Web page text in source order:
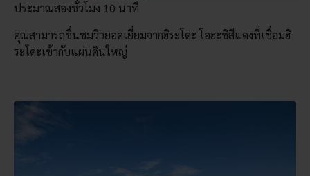
ประมาณสองชั่วโมง 10 นาที
คุณสามารถชื่นชมวิวยอดเยี่ยมจากฮิระโดะ โอฮะชิสีแดงที่เชื่อมฮิ
ระโดะเข้ากับแผ่นดินใหญ่